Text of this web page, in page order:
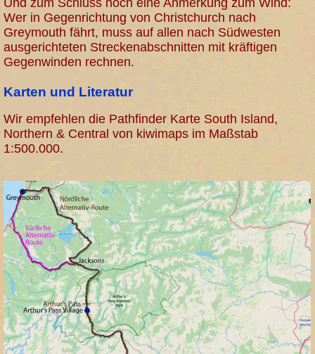
Und zum Schluss noch eine Anmerkung zum Wind:
Wer in Gegenrichtung von Christchurch nach
Greymouth fährt, muss auf allen nach Südwesten
ausgerichteten Streckenabschnitten mit kräftigen
Gegenwinden rechnen.
Karten und Literatur
Wir empfehlen die Pathfinder Karte South Island,
Northern & Central von kiwimaps im Maßstab
1:500.000.